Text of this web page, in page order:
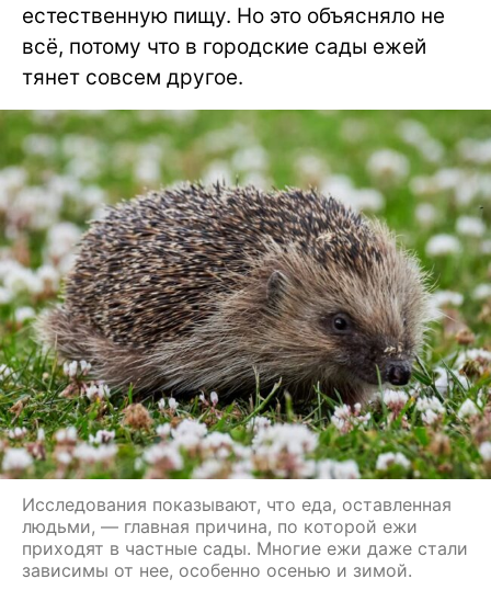
естественную пищу. Но это объясняло не
всё, потому что в городские сады ежей
тянет совсем другое.
Исследования показывают, что еда, оставленная
людьми, — главная причина, по которой ежи
приходят в частные сады. Многие ежи даже стали
зависимы от нее, особенно осенью и зимой.